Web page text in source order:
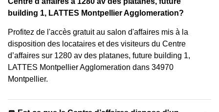
building 1, LATTES Montpellier Agglomeration?
Profitez de l'accès gratuit au salon d'affaires mis à la
disposition des locataires et des visiteurs du Centre
d’affaires sur 1280 av des platanes, future building 1,
LATTES Montpellier Agglomeration dans 34970
Montpellier.